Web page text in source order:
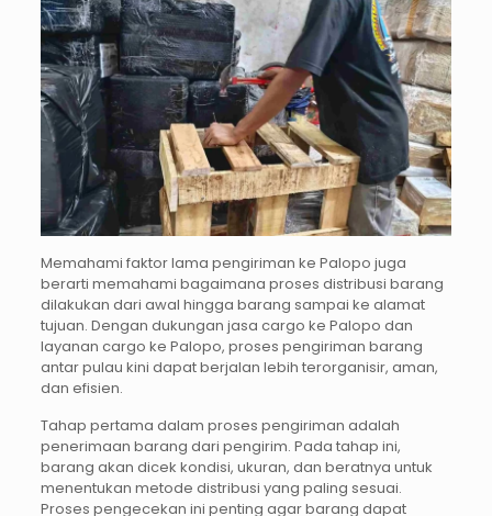
Memahami faktor lama pengiriman ke Palopo juga
berarti memahami bagaimana proses distribusi barang
dilakukan dari awal hingga barang sampai ke alamat
tujuan. Dengan dukungan jasa cargo ke Palopo dan
layanan cargo ke Palopo, proses pengiriman barang
antar pulau kini dapat berjalan lebih terorganisir, aman,
dan efisien.
Tahap pertama dalam proses pengiriman adalah
penerimaan barang dari pengirim. Pada tahap ini,
barang akan dicek kondisi, ukuran, dan beratnya untuk
menentukan metode distribusi yang paling sesuai.
Proses pengecekan ini penting agar barang dapat